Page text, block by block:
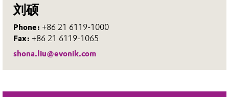
刘硕
Phone: +86 21 6119-1000
Fax: +86 21 6119-1065
shona.liu@evonik.com